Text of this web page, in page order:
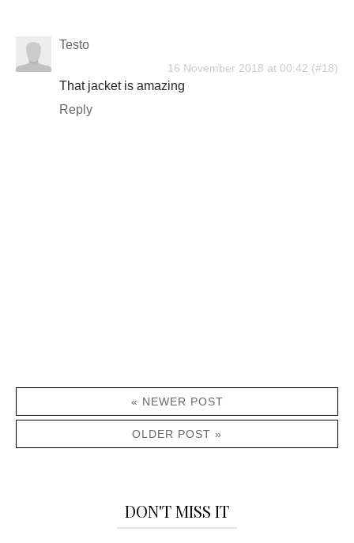
Testo
16 November 2018 at 00:42
That jacket is amazing
Reply
« NEWER POST
OLDER POST »
DON'T MISS IT